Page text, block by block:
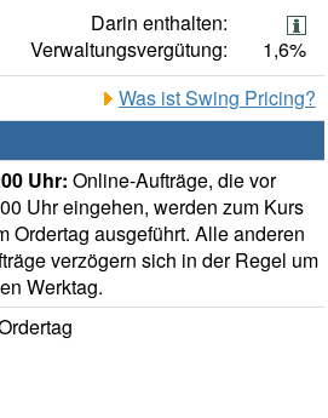
Darin enthalten:
Verwaltungsvergütung:
1,6%
Was ist Swing Pricing?
Uhr: Online-Aufträge, die vor
Uhr eingehen, werden zum Kurs
Ordertag ausgeführt. Alle anderen
verzögern sich in der Regel um
Werktag.